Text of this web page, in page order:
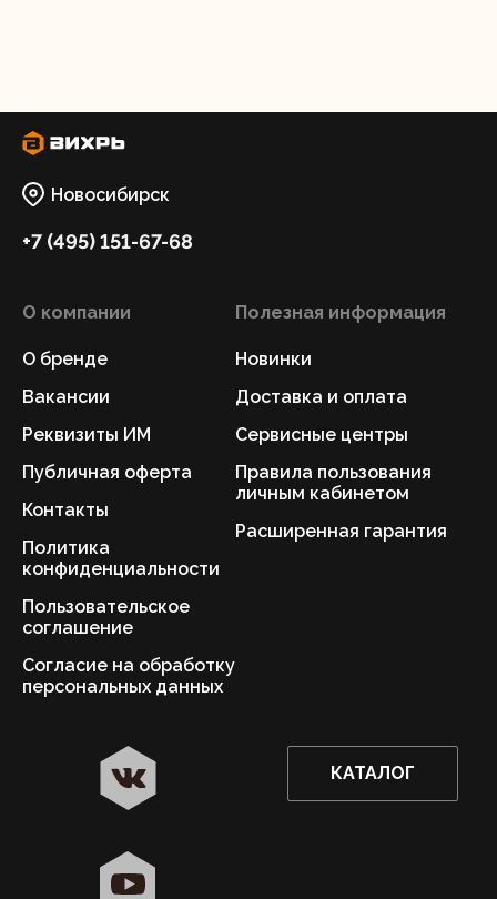
Новосибирск
+7 (495) 151-67-68
О компании
О бренде
Вакансии
Реквизиты ИМ
Публичная оферта
Контакты
Политика
конфиденциальности
Пользовательское
соглашение
Согласие на обработку
персональных данных
Полезная информация
Новинки
Доставка и оплата
Сервисные центры
Правила пользования
личным кабинетом
Расширенная гарантия
КАТАЛОГ